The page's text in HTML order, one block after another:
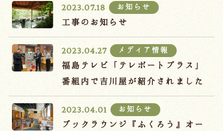
2023.07.18 お知らせ
工事のお知らせ
2023.04.27 メディア情報
福島テレビ「テレポートプラス」
番組内で吉川屋が紹介されました
2023.04.01 お知らせ
ブックラウンジ『ふくろう』オー
会議・団体 吉川屋で過ごす特別な日
お知らせ よくあるご質問
予約確認・変更・キャンセル